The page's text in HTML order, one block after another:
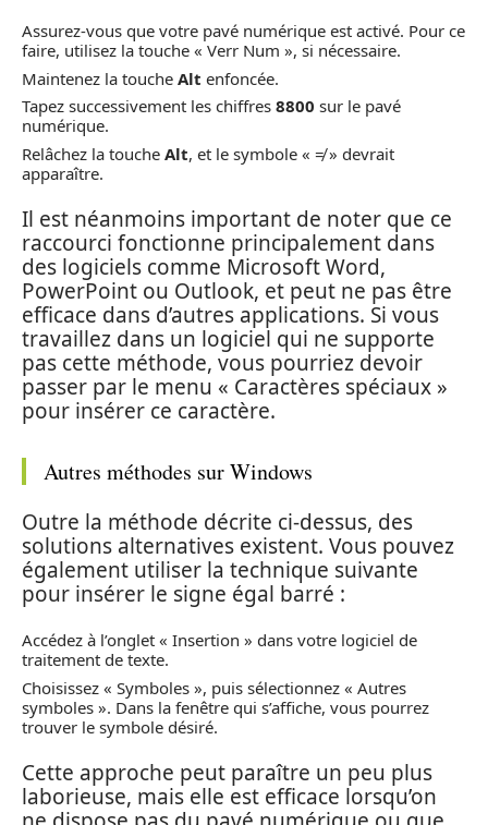
Assurez-vous que votre pavé numérique est activé. Pour ce
faire, utilisez la touche « Verr Num », si nécessaire.
Maintenez la touche Alt enfoncée.
Tapez successivement les chiffres 8800 sur le pavé
numérique.
Relâchez la touche Alt, et le symbole « ≠ » devrait
apparaître.
Il est néanmoins important de noter que ce
raccourci fonctionne principalement dans
des logiciels comme Microsoft Word,
PowerPoint ou Outlook, et peut ne pas être
efficace dans d’autres applications. Si vous
travaillez dans un logiciel qui ne supporte
pas cette méthode, vous pourriez devoir
passer par le menu « Caractères spéciaux »
pour insérer ce caractère.
Autres méthodes sur Windows
Outre la méthode décrite ci-dessus, des
solutions alternatives existent. Vous pouvez
également utiliser la technique suivante
pour insérer le signe égal barré :
Accédez à l’onglet « Insertion » dans votre logiciel de
traitement de texte.
Choisissez « Symboles », puis sélectionnez « Autres
symboles ». Dans la fenêtre qui s’affiche, vous pourrez
trouver le symbole désiré.
Cette approche peut paraître un peu plus
laborieuse, mais elle est efficace lorsqu’on